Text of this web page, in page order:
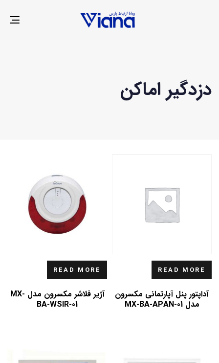
دزدگیر اماکن
READ MORE
آداپتور پنل آپارتمانی مکسرون
مدل MX-BA-APAN-01
READ MORE
آژیر فلاشر مکسرون مدل MX-
BA-WSIR-01